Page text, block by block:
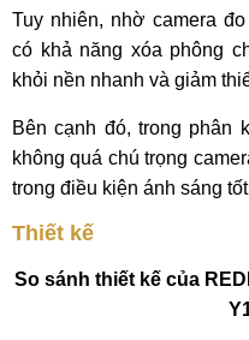
Tuy nhiên, nhờ camera
có khả năng xóa phông
khỏi nền nhanh và giảm
Bên cạnh đó, trong phân
không quá chú trọng
trong điều kiện ánh sáng
Thiết kế
So sánh thiết kế của